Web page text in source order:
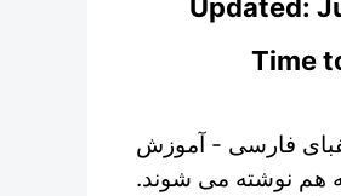
Updated:
Time
فارسی - آموزش
هم نوشته می شوند.